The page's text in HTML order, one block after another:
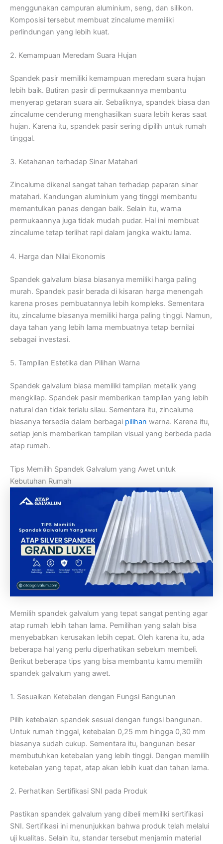
menggunakan campuran aluminium, seng, dan silikon.
Komposisi tersebut membuat zincalume memiliki
perlindungan yang lebih kuat.
2. Kemampuan Meredam Suara Hujan
Spandek pasir memiliki kemampuan meredam suara hujan
lebih baik. Butiran pasir di permukaannya membantu
menyerap getaran suara air. Sebaliknya, spandek biasa dan
zincalume cenderung menghasilkan suara lebih keras saat
hujan. Karena itu, spandek pasir sering dipilih untuk rumah
tinggal.
3. Ketahanan terhadap Sinar Matahari
Zincalume dikenal sangat tahan terhadap paparan sinar
matahari. Kandungan aluminium yang tinggi membantu
memantulkan panas dengan baik. Selain itu, warna
permukaannya juga tidak mudah pudar. Hal ini membuat
zincalume tetap terlihat rapi dalam jangka waktu lama.
4. Harga dan Nilai Ekonomis
Spandek galvalum biasa biasanya memiliki harga paling
murah. Spandek pasir berada di kisaran harga menengah
karena proses pembuatannya lebih kompleks. Sementara
itu, zincalume biasanya memiliki harga paling tinggi. Namun,
daya tahan yang lebih lama membuatnya tetap bernilai
sebagai investasi.
5. Tampilan Estetika dan Pilihan Warna
Spandek galvalum biasa memiliki tampilan metalik yang
mengkilap. Spandek pasir memberikan tampilan yang lebih
natural dan tidak terlalu silau. Sementara itu, zincalume
biasanya tersedia dalam berbagai pilihan warna. Karena itu,
setiap jenis memberikan tampilan visual yang berbeda pada
atap rumah.
Tips Memilih Spandek Galvalum yang Awet untuk
Kebutuhan Rumah
Memilih spandek galvalum yang tepat sangat penting agar
atap rumah lebih tahan lama. Pemilihan yang salah bisa
menyebabkan kerusakan lebih cepat. Oleh karena itu, ada
beberapa hal yang perlu diperhatikan sebelum membeli.
Berikut beberapa tips yang bisa membantu kamu memilih
spandek galvalum yang awet.
1. Sesuaikan Ketebalan dengan Fungsi Bangunan
Pilih ketebalan spandek sesuai dengan fungsi bangunan.
Untuk rumah tinggal, ketebalan 0,25 mm hingga 0,30 mm
biasanya sudah cukup. Sementara itu, bangunan besar
membutuhkan ketebalan yang lebih tinggi. Dengan memilih
ketebalan yang tepat, atap akan lebih kuat dan tahan lama.
2. Perhatikan Sertifikasi SNI pada Produk
Pastikan spandek galvalum yang dibeli memiliki sertifikasi
SNI. Sertifikasi ini menunjukkan bahwa produk telah melalui
uji kualitas. Selain itu, standar tersebut menjamin material